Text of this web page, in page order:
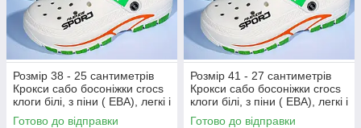
Розмір 38 - 25 сантиметрів
Крокси сабо босоніжки crocs
клоги білі, з піни ( ЕВА), легкі і
зручні
Готово до відправки
Розмір 41 - 27 сантиметрів
Крокси сабо босоніжки crocs
клоги білі, з піни ( ЕВА), легкі і
зручні
Готово до відправки